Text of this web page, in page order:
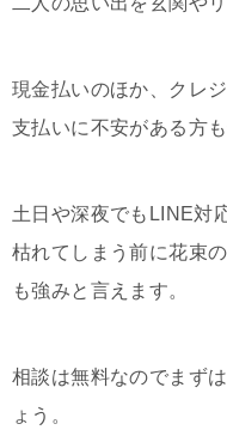
現金払いのほか、クレ
支払いに不安がある方も
土日や深夜でもLINE対
枯れてしまう前に花束
も強みと言えます。
相談は無料なのでまず
ょう。